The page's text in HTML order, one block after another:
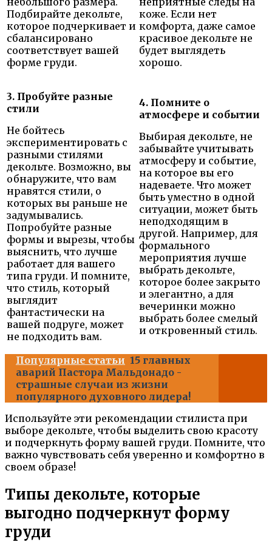
Подбирайте декольте,
которое подчеркивает и
сбалансировано
соответствует вашей
форме груди.
коже. Если нет
комфорта, даже самое
красивое декольте не
будет выглядеть
хорошо.
3. Пробуйте разные
стили
Не бойтесь
экспериментировать с
разными стилями
декольте. Возможно, вы
обнаружите, что вам
нравятся стили, о
которых вы раньше не
задумывались.
Попробуйте разные
формы и вырезы, чтобы
выяснить, что лучше
работает для вашего
типа груди. И помните,
что стиль, который
выглядит
фантастически на
вашей подруге, может
не подходить вам.
4. Помните о
атмосфере и событии
Выбирая декольте, не
забывайте учитывать
атмосферу и событие,
на которое вы его
надеваете. Что может
быть уместно в одной
ситуации, может быть
неподходящим в
другой. Например, для
формального
мероприятия лучше
выбрать декольте,
которое более закрыто
и элегантно, а для
вечеринки можно
выбрать более смелый
и откровенный стиль.
Популярные статьи 15 главных
аварий Пастора Мальдонадо -
страшные случаи из жизни
популярного духовного лидера!
Используйте эти рекомендации стилиста при
выборе декольте, чтобы выделить свою красоту
и подчеркнуть форму вашей груди. Помните, что
важно чувствовать себя уверенно и комфортно в
своем образе!
Типы декольте, которые
выгодно подчеркнут форму
груди